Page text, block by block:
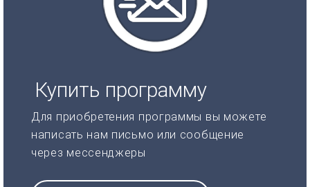
Купить программу
Для приобретения программы вы можете
написать нам письмо или сообщение
через мессенджеры